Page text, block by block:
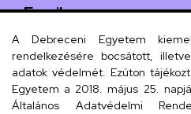
Email
Cím
4026 Debrecen, Arany
A Debreceni Egyetem
rendelkezésére bocsátott,
adatok védelmét. Ezúton
Egyetem a 2018. május 25.
Általános Adatvédelmi